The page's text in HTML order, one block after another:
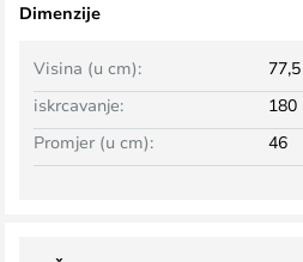
Dimenzije
Visina (u cm):
77,5
iskrcavanje:
180
Promjer (u cm):
46